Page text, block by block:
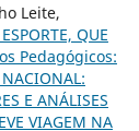
Leite,
QUE
Pedagógicos:
E ANÁLISES
VIAGEM NA